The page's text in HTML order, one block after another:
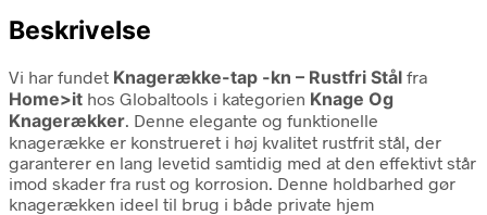
Beskrivelse
Vi har fundet Knagerække-tap -kn – Rustfri Stål fra
Home>it hos Globaltools i kategorien Knage Og
Knagerækker. Denne elegante og funktionelle
knagerække er konstrueret i høj kvalitet rustfrit stål, der
garanterer en lang levetid samtidig med at den effektivt står
imod skader fra rust og korrosion. Denne holdbarhed gør
knagerækken ideel til brug i både private hjem